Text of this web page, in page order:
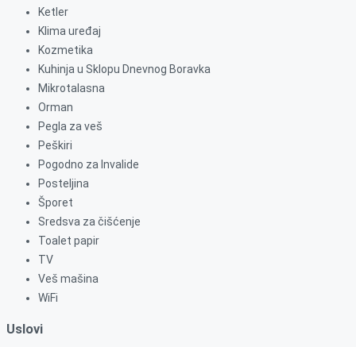
Ketler
Klima uređaj
Kozmetika
Kuhinja u Sklopu Dnevnog Boravka
Mikrotalasna
Orman
Pegla za veš
Peškiri
Pogodno za Invalide
Posteljina
Šporet
Sredsva za čišćenje
Toalet papir
TV
Veš mašina
WiFi
Uslovi